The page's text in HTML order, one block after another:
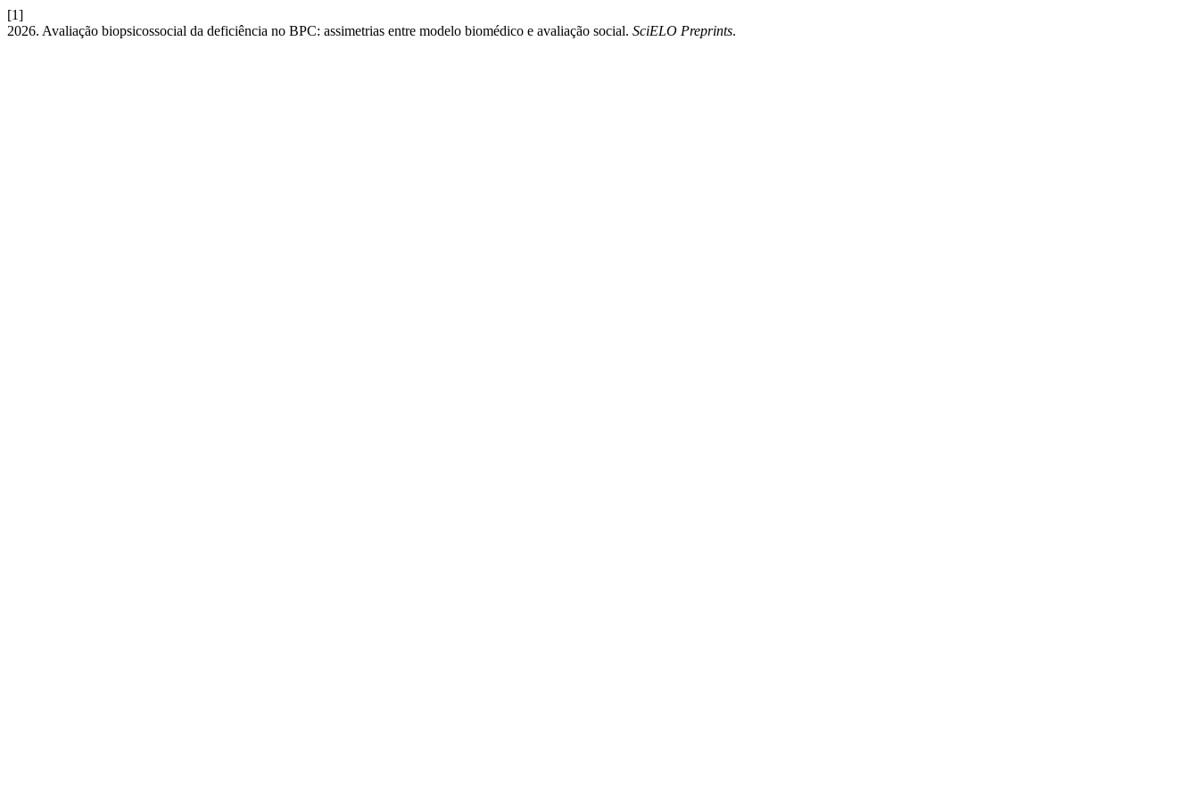
[1]
2026. Avaliação biopsicossocial da deficiência no BPC: assimetrias entre modelo biomédico e avaliação social. SciELO Preprints.